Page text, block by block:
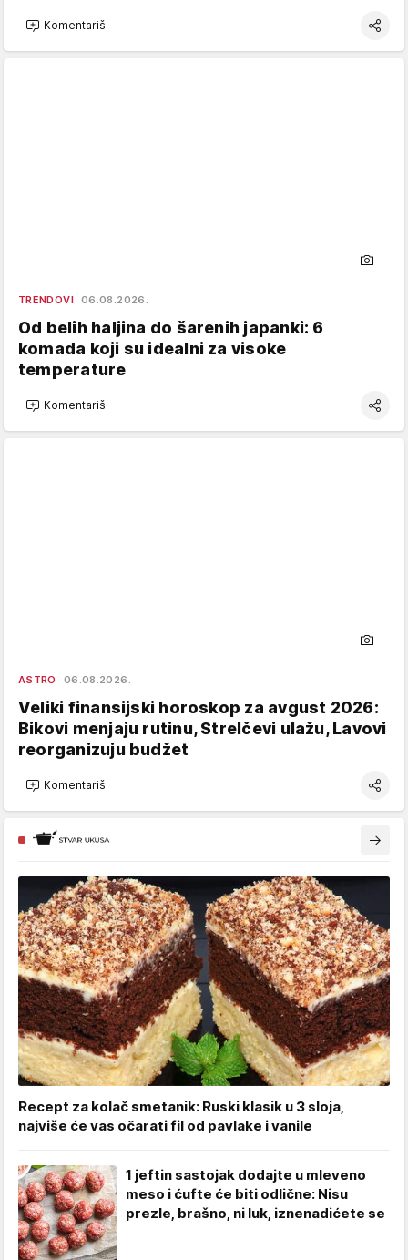
Komentariši
TRENDOVI 06.08.2026.
Od belih haljina do šarenih japanki: 6
komada koji su idealni za visoke
temperature
Komentariši
ASTRO 06.08.2026.
Veliki finansijski horoskop za avgust 2026:
Bikovi menjaju rutinu, Strelčevi ulažu, Lavovi
reorganizuju budžet
Komentariši
Recept za kolač smetanik: Ruski klasik u 3 sloja,
najviše će vas očarati fil od pavlake i vanile
1 jeftin sastojak dodajte u mleveno
meso i ćufte će biti odlične: Nisu
prezle, brašno, ni luk, iznenadićete se